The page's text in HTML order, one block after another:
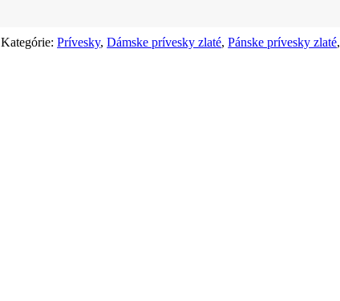
Kategórie:Prívesky,Dámske prívesky zlaté,Pánske prívesky zlaté,